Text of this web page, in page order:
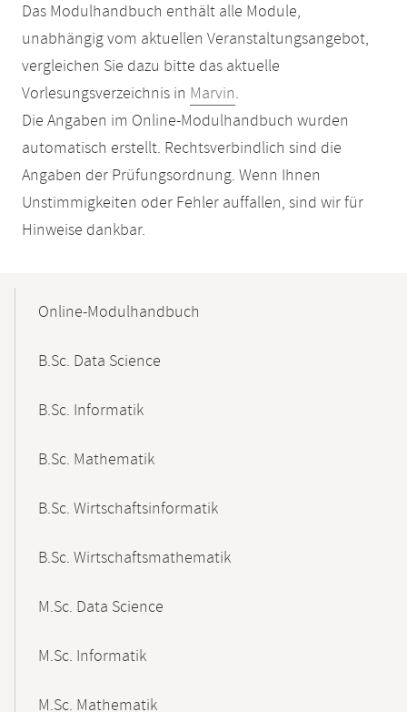
Das Modulhandbuch enthält alle Module,
unabhängig vom aktuellen Veranstaltungsangebot,
vergleichen Sie dazu bitte das aktuelle
Vorlesungsverzeichnis in Marvin.
Die Angaben im Online-Modulhandbuch wurden
automatisch erstellt. Rechtsverbindlich sind die
Angaben der Prüfungsordnung. Wenn Ihnen
Unstimmigkeiten oder Fehler auffallen, sind wir für
Hinweise dankbar.
NavigationOnline-Modulhandbuch
B.Sc. Data Science
B.Sc. Informatik
B.Sc. Mathematik
B.Sc. Wirtschaftsinformatik
B.Sc. Wirtschaftsmathematik
M.Sc. Data Science
M.Sc. Informatik
M.Sc. Mathematik